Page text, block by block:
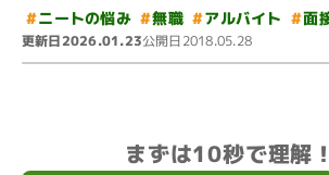
#ニートの悩み #無職 #アルバイト #面
更新日2026.01.23公開日2018.05.28
まずは10秒で理解！